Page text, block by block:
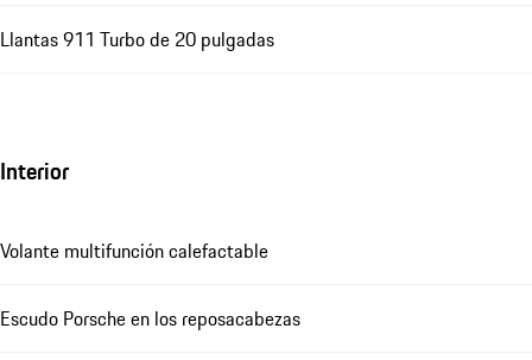
Llantas 911 Turbo de 20 pulgadas
Interior
Volante multifunción calefactable
Escudo Porsche en los reposacabezas